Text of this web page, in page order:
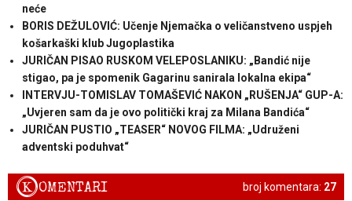
neće
BORIS DEŽULOVIĆ: Učenje Njemačka o veličanstveno uspjeh
košarkaški klub Jugoplastika
JURIČAN PISAO RUSKOM VELEPOSLANIKU: „Bandić nije
stigao, pa je spomenik Gagarinu sanirala lokalna ekipa“
INTERVJU-TOMISLAV TOMAŠEVIĆ NAKON „RUŠENJA“ GUP-A:
„Uvjeren sam da je ovo politički kraj za Milana Bandića“
JURIČAN PUSTIO „TEASER“ NOVOG FILMA: „Udruženi
adventski poduhvat“
broj komentara: 27
KOMENTARI